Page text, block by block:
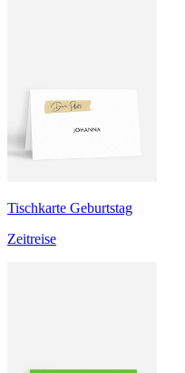
Tischkarte Geburtstag
Zeitreise